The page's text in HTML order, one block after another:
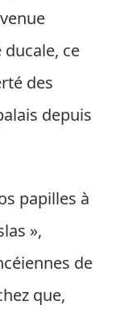
ce
des
depuis
papilles à
»,
de
que,